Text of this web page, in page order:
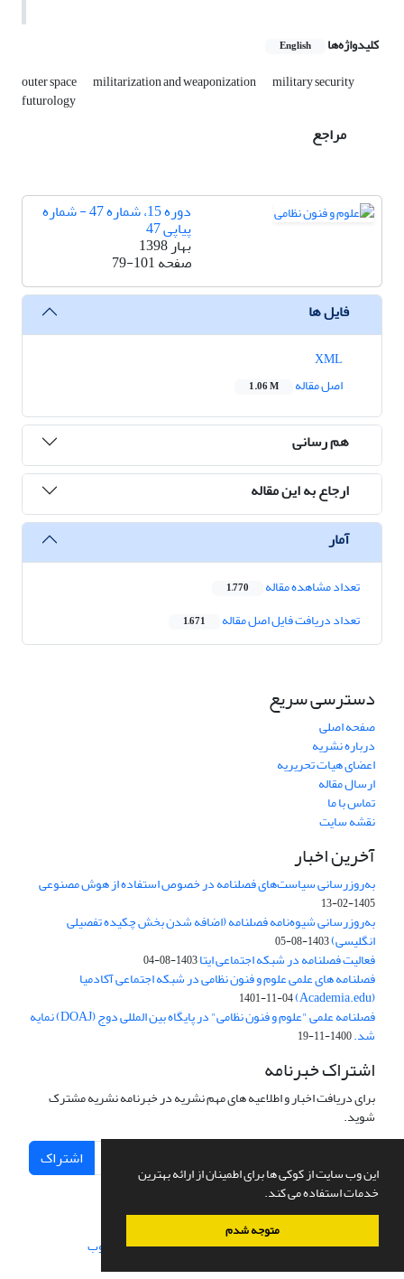
این وب سایت از کوکی ها برای اطمینان از ارائه بهترین
خدمات استفاده می کند.
متوجه شدم
کلیدواژه‌ها English
outer space militarization and weaponization military security
futurology
مراجع
دوره 15، شماره 47 - شماره
پیاپی 47
بهار 1398
صفحه79-101
فایل ها
اصل مقاله
1.06 M
هم رسانی
ارجاع به این مقاله
آمار
تعداد مشاهده مقاله 1,770
تعداد دریافت فایل اصل مقاله 1,671
دسترسی سریع
صفحه اصلی
درباره نشریه
اعضای هیات تحریریه
ارسال مقاله
تماس با ما
نقشه سایت
آخرین اخبار
به‌روزرسانی سیاست‌های فصلنامه در خصوص استفاده از هوش مصنوعی
1405-02-13
به‌روزرسانی شیوه‌نامه فصلنامه (اضافه شدن بخش چکیده تفصیلی
انگلیسی)1403-08-05
فعالیت فصلنامه در شبکه اجتماعی ایتا1403-08-04
فصلنامه های علمی علوم و فنون نظامی در شبکه اجتماعی آکادمیا
(Academia.edu)
1401-11-04
فصلنامه علمی "علوم و فنون نظامی" در پایگاه بین المللی دوج (DOAJ) نمایه
شد.1400-11-19
اشتراک خبرنامه
برای دریافت اخبار و اطلاعیه های مهم نشریه در خبرنامه نشریه مشترک
شوید.
اشتراک
سامانه مدیریت نشریات علمی.طراحی و پیاده سازی از سیناوب